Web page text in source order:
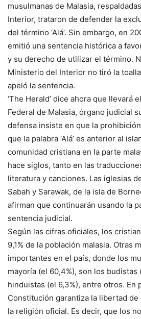
musulmanas de Malasia,
Interior, trataron de defender la
del término ‘Alá’. Sin embargo, en
emitió una sentencia histórica a
y su derecho de utilizar el término.
Ministerio del Interior no tiró la
apeló la sentencia.
‘The Herald’ dice ahora que llevará
Federal de Malasia, órgano judicial
defensa insiste en que la
que la palabra ‘Alá’ es anterior al
comunidad cristiana en la parte
hace siglos, tanto en las
literatura y canciones. Las iglesias
Sabah y Sarawak, de la isla de
afirman que continuarán usando la
sentencia judicial.
Según las cifras oficiales, los
9,1% de la población malasia. Otras
importantes en el país, donde los
mayoría (el 60,4%), son los budistas
hinduistas (el 6,3%), entre otros. En
Constitución garantiza la libertad
la religión oficial. Es decir, que los